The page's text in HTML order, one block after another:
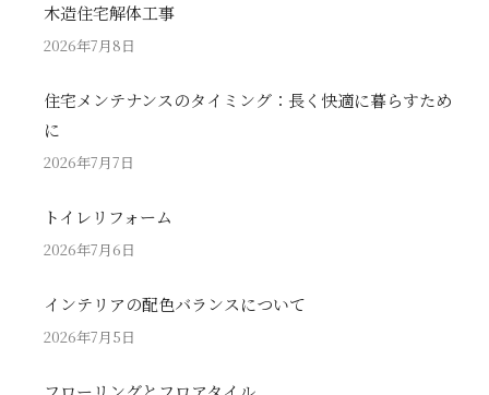
木造住宅解体工事
2026年7月8日
住宅メンテナンスのタイミング：長く快適に暮らすため
に
2026年7月7日
トイレリフォーム
2026年7月6日
インテリアの配色バランスについて
2026年7月5日